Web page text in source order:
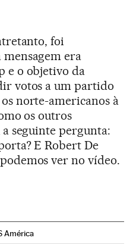
foi
era
e o objetivo da
votos a um partido
norte-americanos à
os outros
seguinte pergunta:
E Robert De
ver no vídeo.
América